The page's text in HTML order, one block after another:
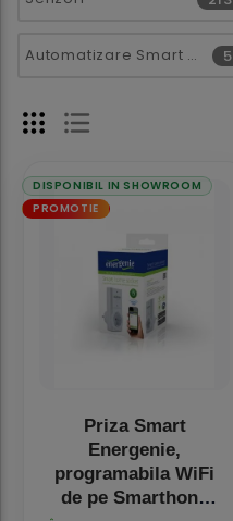
Automatizare Smart Home 5
DISPONIBIL IN SHOWROOM
PROMOTIE
Priza Smart
Energenie,
programabila WiFi
de pe Smarthone